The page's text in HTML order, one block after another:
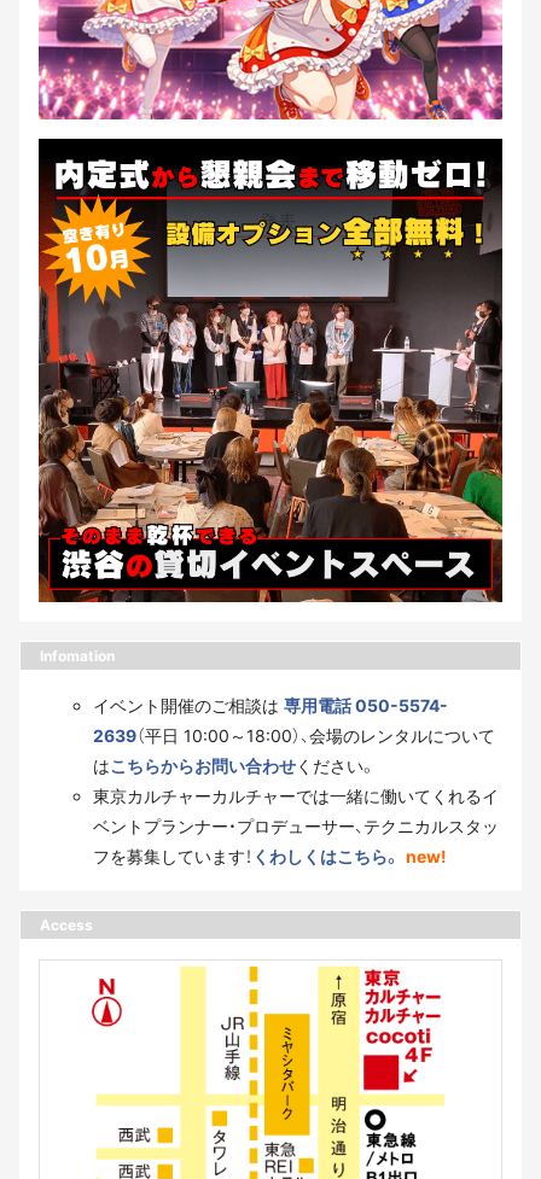
Infomation
イベント開催のご相談は 専用電話 050-5574-
2639（平日 10:00～18:00）、会場のレンタルについて
はこちらからお問い合わせください。
東京カルチャーカルチャーでは一緒に働いてくれるイ
ベントプランナー・プロデューサー、テクニカルスタッ
フを募集しています！ くわしくはこちら。 new!
Access